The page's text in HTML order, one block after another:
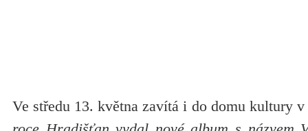
Ve středu 13. května zavítá i do domu kultury